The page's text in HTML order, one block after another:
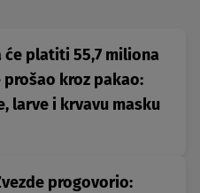
će platiti 55,7 miliona
kroz pakao:
larve i krvavu masku
progovorio: